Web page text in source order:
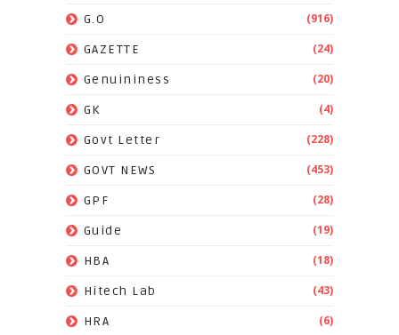
G.O (916)
GAZETTE (24)
Genuininess (20)
GK (4)
Govt Letter (228)
GOVT NEWS (453)
GPF (28)
Guide (19)
HBA (18)
Hitech Lab (43)
HRA (6)